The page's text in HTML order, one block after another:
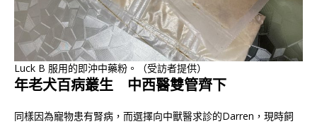
Luck B 服用的即沖中藥粉。（受訪者提供）
年老犬百病叢生 中西醫雙管齊下
同樣因為寵物患有腎病，而選擇向中獸醫求診的Darren，現時飼